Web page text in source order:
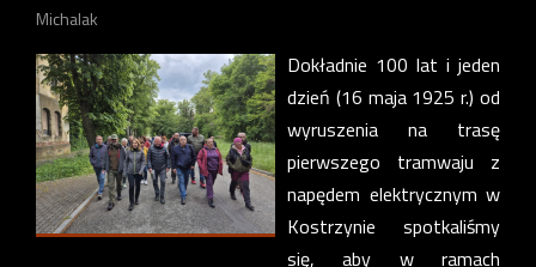
Michalak
Dokładnie 100 lat i jeden
dzień (16 maja 1925 r.) od
wyruszenia na trasę
pierwszego tramwaju z
napędem elektrycznym w
Kostrzynie spotkaliśmy
się, aby w ramach